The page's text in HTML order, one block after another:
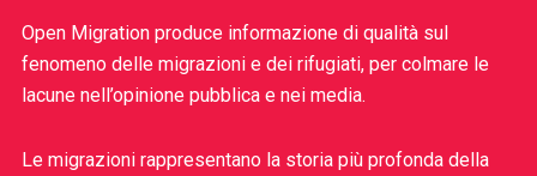
Open Migration produce informazione di qualità sul
fenomeno delle migrazioni e dei rifugiati, per colmare le
lacune nell’opinione pubblica e nei media.
Le migrazioni rappresentano la storia più profonda della